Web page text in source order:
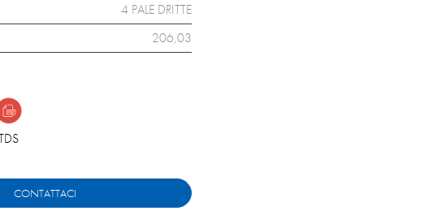
4 PALE DRITTE
206,03
CONTATTACI